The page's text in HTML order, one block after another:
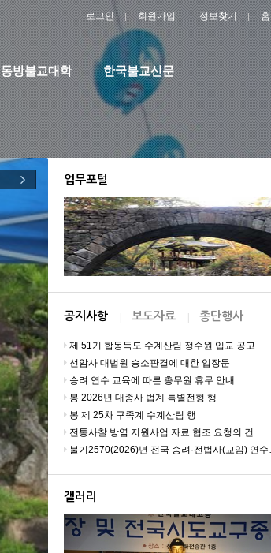
로그인 회원가입 정보찾기 홈
동방불교대학 한국불교신문
업무포털
공지사항 보도자료 종단행사
제 51기 합동득도 수계산림 정수원 입교 공고
선암사 대법원 승소판결에 대한 입장문
승려 연수 교육에 따른 총무원 휴무 안내
봉 2026년 대종사 법계 특별전형 행
봉 제 25차 구족계 수계산림 행
전통사찰 방염 지원사업 자료 협조 요청의 건
불기2570(2026)년 전국 승려·전법사(교임) 연수교육 및 승려대회
갤러리